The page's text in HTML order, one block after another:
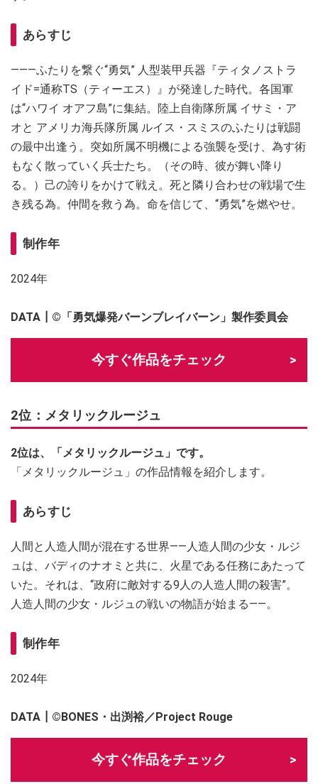
あらすじ
―――ふたりを繋ぐ“勇気” 人型装甲兵器『ティタノストラ
イド=通称TS（ティーエス）』が発達した時代。各国軍
は“ハワイ オアフ島”に集結。陸上自衛隊所属 イサミ・ア
オと アメリカ海兵隊所属 ルイス・スミスのふたりは戦闘
の最中出逢う。突如所属不明機による強襲を受け、為す術
もなく散っていく兵士たち。（その時、彼が舞い降り
る。）己の誇りをかけて戦え。死と隣り合わせの戦場で生
き残る為。仲間を救う為。命を信じて、“勇気”を燃やせ。
制作年
2024年
DATA┃ © 「勇気爆発バーンブレイバーン」製作委員会
今すぐ作品をチェック
2位：メタリックルージュ
2位は、「メタリックルージュ」です。
「メタリックルージュ」の作品情報を紹介します。
あらすじ
人間と人造人間が混在する世界――人造人間の少女・ルジ
ュは、バディのナオミと共に、火星である任務にあたって
いた。それは、“政府に敵対する9人の人造人間の殺害”。
人造人間の少女・ルジュの戦いの物語が始まる――。
制作年
2024年
DATA┃ ©BONES・出渕裕／Project Rouge
今すぐ作品をチェック